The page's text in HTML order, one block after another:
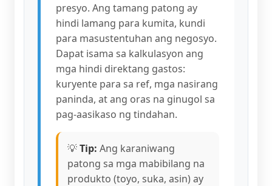
presyo. Ang tamang patong ay
hindi lamang para kumita, kundi
para masustentuhan ang negosyo.
Dapat isama sa kalkulasyon ang
mga hindi direktang gastos:
kuryente para sa ref, mga nasirang
paninda, at ang oras na ginugol sa
pag-aasikaso ng tindahan.
💡Tip: Ang karaniwang
patong sa mga mabibilang na
produkto (toyo, suka, asin) ay